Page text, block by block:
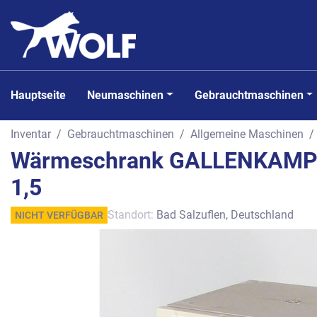
Hauptseite Neumaschinen Gebrauchtmaschinen
Inventar Gebrauchtmaschinen Allgemeine Maschinen
Wärmeschrank
1,5
NICHT VERFÜGBAR Standort: Bad Salzuflen, Deutschland